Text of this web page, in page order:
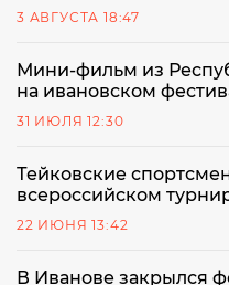
3 АВГУСТА 18:47
Мини-фильм из
на ивановском
31 ИЮЛЯ 12:30
Тейковские
всероссийском
22 ИЮНЯ 13:42
В Иванове закрылся